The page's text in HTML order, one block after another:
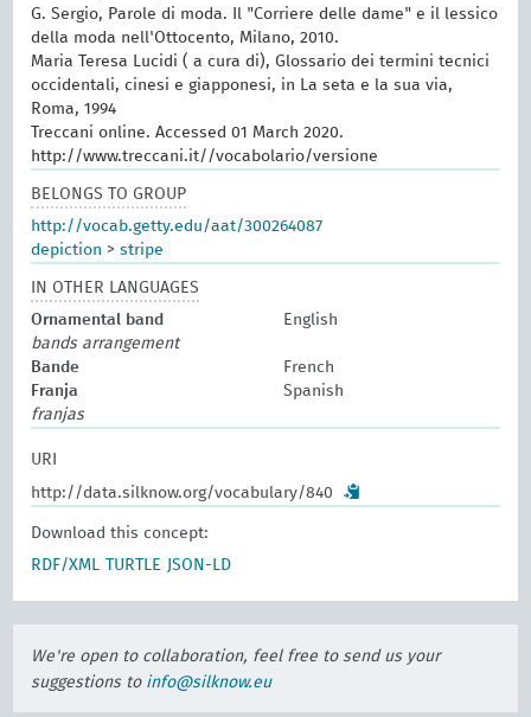
G. Sergio, Parole di moda. Il "Corriere delle dame" e il lessico
della moda nell'Ottocento, Milano, 2010.
Maria Teresa Lucidi ( a cura di), Glossario dei termini tecnici
occidentali, cinesi e giapponesi, in La seta e la sua via,
Roma, 1994
Treccani online. Accessed 01 March 2020.
http://www.treccani.it//vocabolario/versione
BELONGS TO GROUP
http://vocab.getty.edu/aat/300264087
depiction >stripe
IN OTHER LANGUAGES
Ornamental band
English
bands arrangement
Bande
French
Franja
Spanish
franjas
URI
http://data.silknow.org/vocabulary/840
Download this concept:
RDF/XML
TURTLE JSON-LD
We're open to collaboration, feel free to send us your
suggestions to info@silknow.eu